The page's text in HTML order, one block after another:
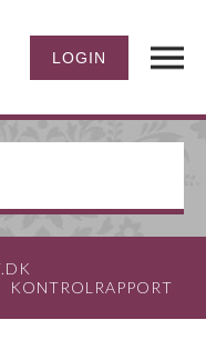
KONTROLRAPPORT